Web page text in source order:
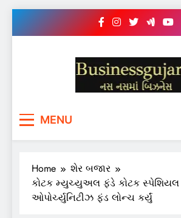
BUSINESS
MENU
Home
શેર બજાર
કોટક મ્યુચ્યુઅલ ફંડે કોટક સ્પેશિયલ
ઓપોર્ચ્યુનિટીઝ ફંડ લોન્ચ કર્યું